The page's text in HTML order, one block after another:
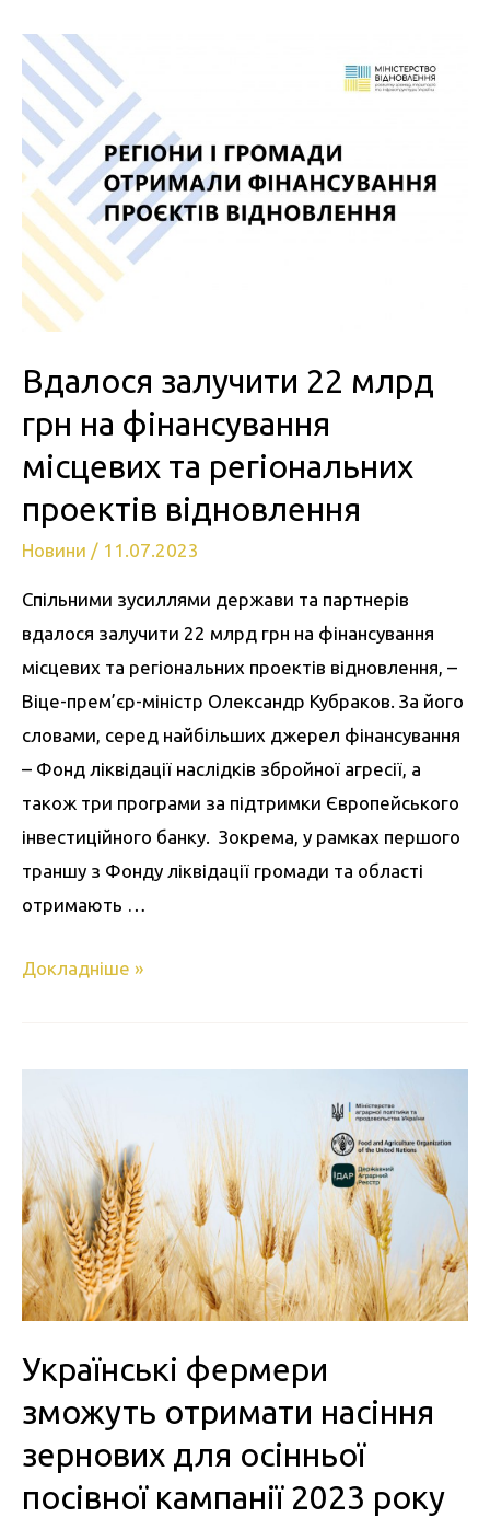
Вдалося залучити 22 млрд
грн на фінансування
місцевих та регіональних
проектів відновлення
Новини / 11.07.2023
Спільними зусиллями держави та партнерів
вдалося залучити 22 млрд грн на фінансування
місцевих та регіональних проектів відновлення, –
Віце-прем’єр-міністр Олександр Кубраков. За його
словами, серед найбільших джерел фінансування
– Фонд ліквідації наслідків збройної агресії, а
також три програми за підтримки Європейського
інвестиційного банку. Зокрема, у рамках першого
траншу з Фонду ліквідації громади та області
отримають …
Докладніше »
Українські фермери
зможуть отримати насіння
зернових для осінньої
посівної кампанії 2023 року